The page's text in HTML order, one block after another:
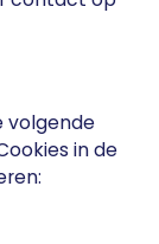
volgende
in de